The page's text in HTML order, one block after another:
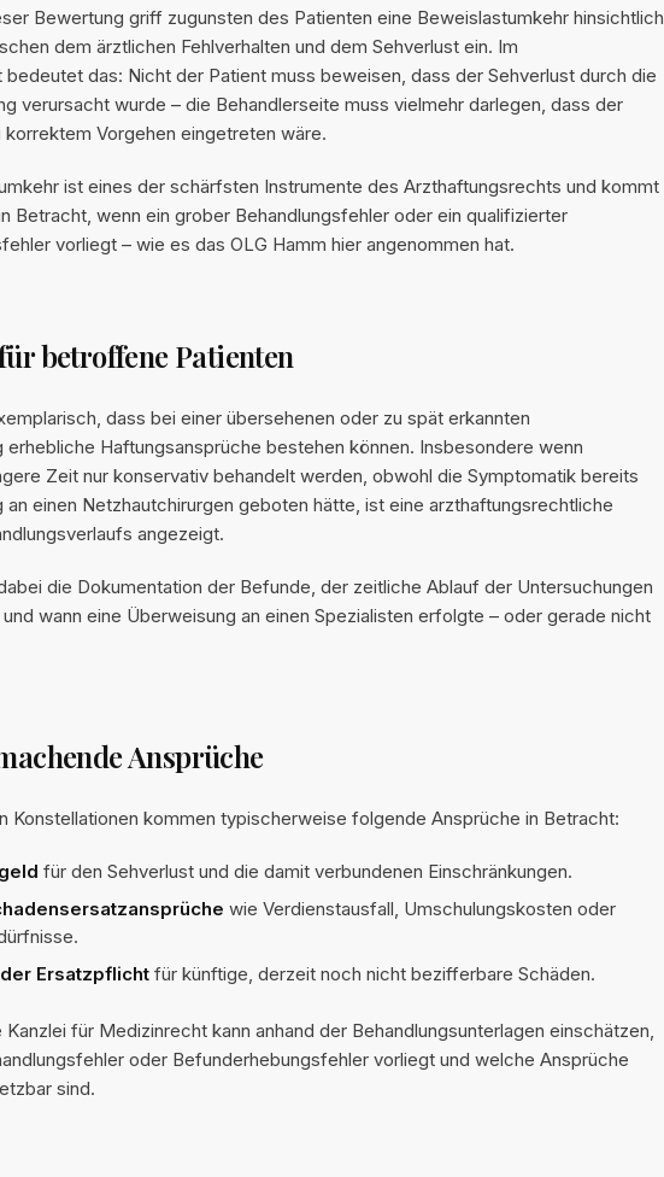
Bewertung griff zugunsten des Patienten eine Beweislastumkehr hinsichtlich
dem ärztlichen Fehlverhalten und dem Sehverlust ein. Im
das: Nicht der Patient muss beweisen, dass der Sehverlust durch die
verursacht wurde – die Behandlerseite muss vielmehr darlegen, dass der
korrektem Vorgehen eingetreten wäre.
ist eines der schärfsten Instrumente des Arzthaftungsrechts und kommt
Betracht, wenn ein grober Behandlungsfehler oder ein qualifizierter
vorliegt – wie es das OLG Hamm hier angenommen hat.
betroffene Patienten
dass bei einer übersehenen oder zu spät erkannten
erhebliche Haftungsansprüche bestehen können. Insbesondere wenn
Zeit nur konservativ behandelt werden, obwohl die Symptomatik bereits
an einen Netzhautchirurgen geboten hätte, ist eine arzthaftungsrechtliche
angezeigt.
die Dokumentation der Befunde, der zeitliche Ablauf der Untersuchungen
wann eine Überweisung an einen Spezialisten erfolgte – oder gerade nicht
Ansprüche
Konstellationen kommen typischerweise folgende Ansprüche in Betracht:
für den Sehverlust und die damit verbundenen Einschränkungen.
wie Verdienstausfall, Umschulungskosten oder
Ersatzpflicht für künftige, derzeit noch nicht bezifferbare Schäden.
Kanzlei für Medizinrecht kann anhand der Behandlungsunterlagen einschätzen,
oder Befunderhebungsfehler vorliegt und welche Ansprüche
sind.